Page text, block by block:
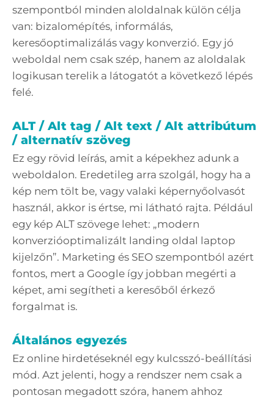
szempontból minden aloldalnak külön célja
van: bizalomépítés, informálás,
keresőoptimalizálás vagy konverzió. Egy jó
weboldal nem csak szép, hanem az aloldalak
logikusan terelik a látogatót a következő lépés
felé.
ALT / Alt tag / Alt text / Alt attribútum
/ alternatív szöveg
Ez egy rövid leírás, amit a képekhez adunk a
weboldalon. Eredetileg arra szolgál, hogy ha a
kép nem tölt be, vagy valaki képernyőolvasót
használ, akkor is értse, mi látható rajta. Például
egy kép ALT szövege lehet: „modern
konverzióoptimalizált landing oldal laptop
kijelzőn”. Marketing és SEO szempontból azért
fontos, mert a Google így jobban megérti a
képet, ami segítheti a keresőből érkező
forgalmat is.
Általános egyezés
Ez online hirdetéseknél egy kulcsszó-beállítási
mód. Azt jelenti, hogy a rendszer nem csak a
pontosan megadott szóra, hanem ahhoz